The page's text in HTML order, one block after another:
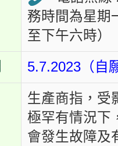
務時間為星期
至下午六時）
5.7.2023（自
生產商指，受
極罕有情況下
會發生故障及